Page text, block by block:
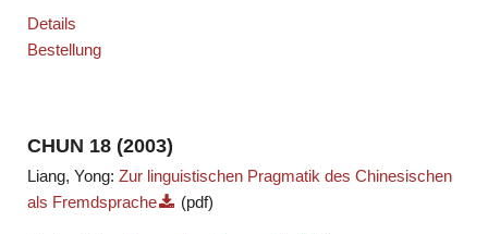
Details
Bestellung
CHUN 18 (2003)
Liang, Yong: Zur linguistischen Pragmatik des Chinesischen
als Fremdsprache
(pdf)